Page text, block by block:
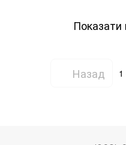
Показати
Назад 1